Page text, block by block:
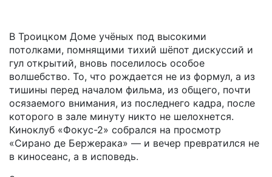
В Троицком Доме учёных под высокими
потолками, помнящими тихий шёпот дискуссий и
гул открытий, вновь поселилось особое
волшебство. То, что рождается не из формул, а из
тишины перед началом фильма, из общего, почти
осязаемого внимания, из последнего кадра, после
которого в зале минуту никто не шелохнется.
Киноклуб «Фокус-2» собрался на просмотр
«Сирано де Бержерака» — и вечер превратился не
в киносеанс, а в исповедь.